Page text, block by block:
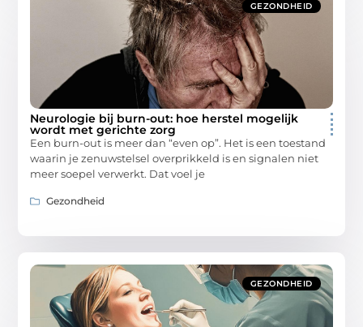
GEZONDHEID
Neurologie bij burn-out: hoe herstel mogelijk
wordt met gerichte zorg
Een burn-out is meer dan “even op”. Het is een toestand
waarin je zenuwstelsel overprikkeld is en signalen niet
meer soepel verwerkt. Dat voel je
Gezondheid
GEZONDHEID